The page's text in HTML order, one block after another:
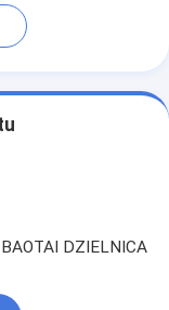
DZIELNICA